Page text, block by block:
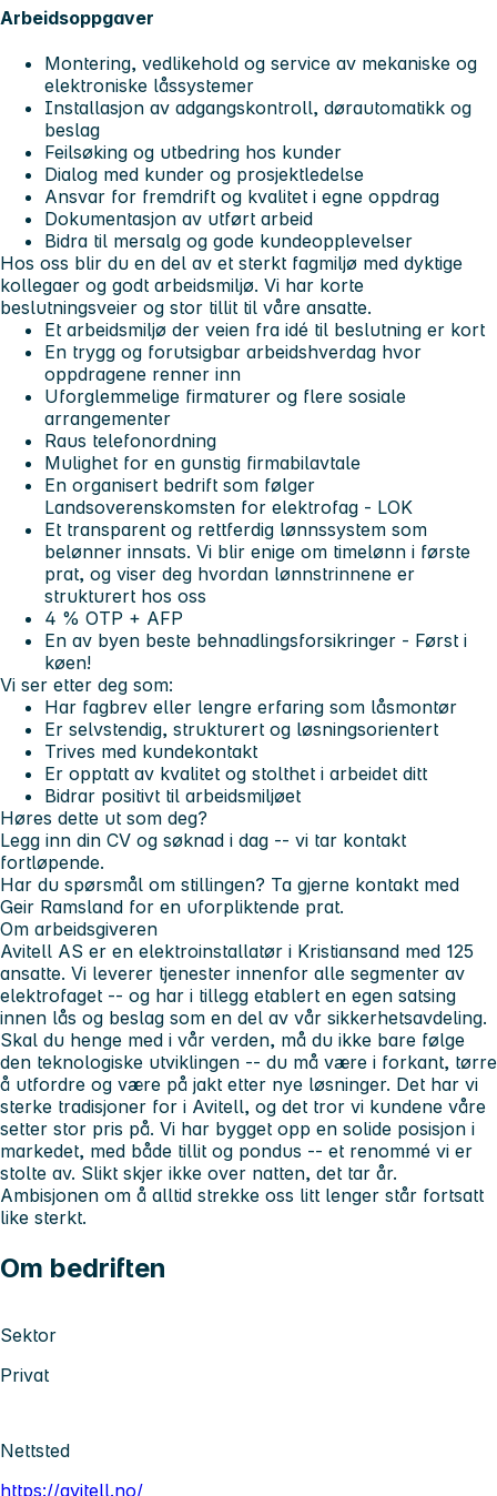
Arbeidsoppgaver
Montering, vedlikehold og service av mekaniske og
elektroniske låssystemer
Installasjon av adgangskontroll, dørautomatikk og
beslag
Feilsøking og utbedring hos kunder
Dialog med kunder og prosjektledelse
Ansvar for fremdrift og kvalitet i egne oppdrag
Dokumentasjon av utført arbeid
Bidra til mersalg og gode kundeopplevelser
Hos oss blir du en del av et sterkt fagmiljø med dyktige
kollegaer og godt arbeidsmiljø. Vi har korte
beslutningsveier og stor tillit til våre ansatte.
Et arbeidsmiljø der veien fra idé til beslutning er kort
En trygg og forutsigbar arbeidshverdag hvor
oppdragene renner inn
Uforglemmelige firmaturer og flere sosiale
arrangementer
Raus telefonordning
Mulighet for en gunstig firmabilavtale
En organisert bedrift som følger
Landsoverenskomsten for elektrofag - LOK
Et transparent og rettferdig lønnssystem som
belønner innsats. Vi blir enige om timelønn i første
prat, og viser deg hvordan lønnstrinnene er
strukturert hos oss
4 % OTP + AFP
En av byen beste behnadlingsforsikringer - Først i
køen!
Vi ser etter deg som:
Har fagbrev eller lengre erfaring som låsmontør
Er selvstendig, strukturert og løsningsorientert
Trives med kundekontakt
Er opptatt av kvalitet og stolthet i arbeidet ditt
Bidrar positivt til arbeidsmiljøet
Høres dette ut som deg?
Legg inn din CV og søknad i dag -- vi tar kontakt
fortløpende.
Har du spørsmål om stillingen? Ta gjerne kontakt med
Geir Ramsland for en uforpliktende prat.
Om arbeidsgiveren
Avitell AS er en elektroinstallatør i Kristiansand med 125
ansatte. Vi leverer tjenester innenfor alle segmenter av
elektrofaget -- og har i tillegg etablert en egen satsing
innen lås og beslag som en del av vår sikkerhetsavdeling.
Skal du henge med i vår verden, må du ikke bare følge
den teknologiske utviklingen -- du må være i forkant, tørre
å utfordre og være på jakt etter nye løsninger. Det har vi
sterke tradisjoner for i Avitell, og det tror vi kundene våre
setter stor pris på. Vi har bygget opp en solide posisjon i
markedet, med både tillit og pondus -- et renommé vi er
stolte av. Slikt skjer ikke over natten, det tar år.
Ambisjonen om å alltid strekke oss litt lenger står fortsatt
like sterkt.
Om bedriften
Sektor
Privat
Nettsted
https://avitell.no/